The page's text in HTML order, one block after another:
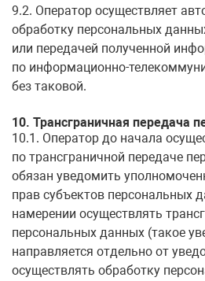
9.2. Оператор осуществляет
обработку персональных
или передачей полученной
по информационно-
без таковой.
10. Трансграничная передача
10.1. Оператор до начала
по трансграничной передаче
обязан уведомить
прав субъектов персональных
намерении осуществлять
персональных данных (такое
направляется отдельно от
осуществлять обработку